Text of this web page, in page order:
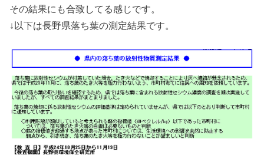
その結果にも合致してる感じです。
↓以下は長野県落ち葉の測定結果です。